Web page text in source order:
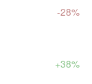
-28%
+38%